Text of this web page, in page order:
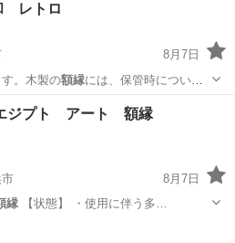
レトロ
8月7日
。木製の額縁には、保管時についた
雑貨/小物 箱根
ジプト アート 額縁
8月7日
縁 【状態】 ・使用に伴う多…